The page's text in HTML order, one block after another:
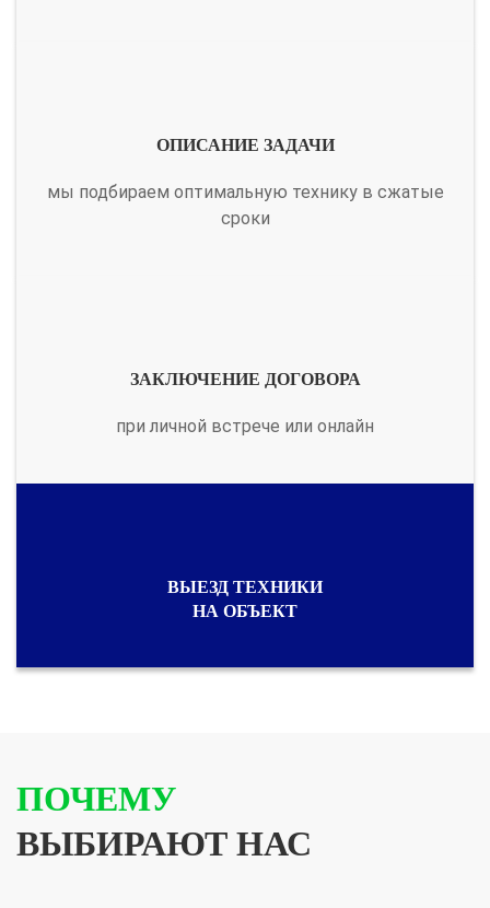
ОПИСАНИЕ ЗАДАЧИ
мы подбираем оптимальную технику в сжатые
сроки
ЗАКЛЮЧЕНИЕ ДОГОВОРА
при личной встрече или онлайн
ВЫЕЗД ТЕХНИКИ
НА ОБЪЕКТ
ПОЧЕМУ
ВЫБИРАЮТ НАС